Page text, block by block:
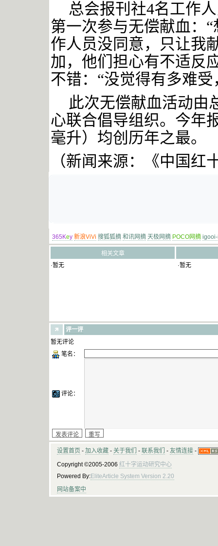
总会报刊社4名工作
第一次参与无偿献血：
作人员没同意，只让我
加，他们担心有不适反
不错：“没觉得有多难
此次无偿献血活动由
心联合倡导组织。今年
毫升）均创历年之最。
（新闻来源：《中国红
365Key 新浪ViVi 搜狐狐摘 和讯网摘 天极网摘 POCO网摘
相关文章
·暂无
·暂无
评一评
暂无评论
笔名：
评论：
设置首页 - 加入收藏 - 关于我们 - 联系我们 - 友情连接 -
Copyright ©2005-2006 红十字运动研究中心
Powered By:EliteArticle System Version 2.20
网站备案中